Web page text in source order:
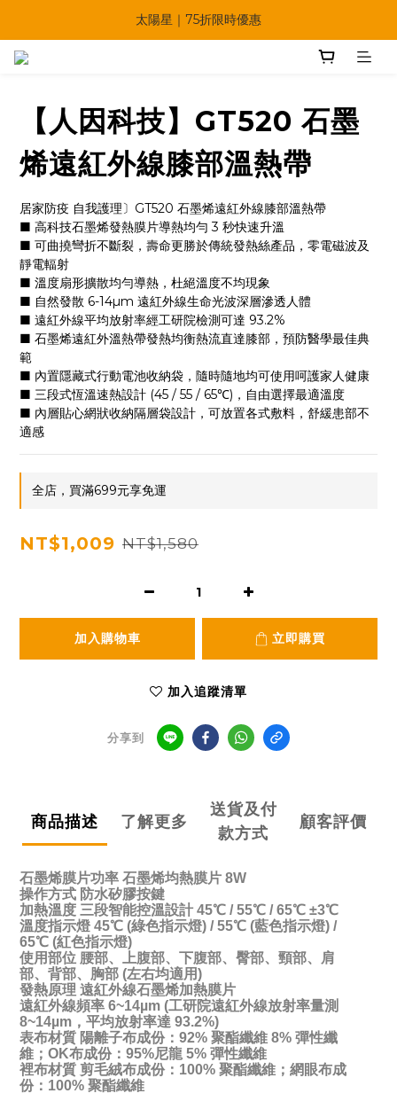
🔥父親節多重優惠一次享！
太陽星｜75折限時優惠
【人因科技】GT520 石墨
烯遠紅外線膝部溫熱帶
居家防疫 自我護理〕GT520 石墨烯遠紅外線膝部溫熱帶
■ 高科技石墨烯發熱膜片導熱均勻 3 秒快速升溫
■ 可曲撓彎折不斷裂，壽命更勝於傳統發熱絲產品，零電磁波及
靜電輻射
■ 溫度扇形擴散均勻導熱，杜絕溫度不均現象
■ 自然發散 6-14µm 遠紅外線生命光波深層滲透人體
■ 遠紅外線平均放射率經工研院檢測可達 93.2%
■ 石墨烯遠紅外溫熱帶發熱均衡熱流直達膝部，預防醫學最佳典
範
■ 內置隱藏式行動電池收納袋，隨時隨地均可使用呵護家人健康
■ 三段式恆溫速熱設計 (45 / 55 / 65℃)，自由選擇最適溫度
■ 內層貼心網狀收納隔層袋設計，可放置各式敷料，舒緩患部不
適感
全店，買滿699元享免運
NT$1,009 NT$1,580
加入購物車 立即購買
加入追蹤清單
分享到
商品描述 了解更多
送貨及付
款方式
顧客評價
石墨烯膜片功率 石墨烯均熱膜片 8W
操作方式 防水矽膠按鍵
加熱溫度 三段智能控溫設計 45℃ / 55℃ / 65℃ ±3℃
溫度指示燈 45℃ (綠色指示燈) / 55℃ (藍色指示燈) /
65℃ (紅色指示燈)
使用部位 腰部、上腹部、下腹部、臀部、頸部、肩
部、背部、胸部 (左右均適用)
發熱原理 遠紅外線石墨烯加熱膜片
遠紅外線頻率 6~14µm (工研院遠紅外線放射率量測
8~14µm，平均放射率達 93.2%)
表布材質 陽離子布成份：92% 聚酯纖維 8% 彈性纖
維；OK布成份：95%尼龍 5% 彈性纖維
裡布材質 剪毛絨布成份：100% 聚酯纖維；網眼布成
份：100% 聚酯纖維